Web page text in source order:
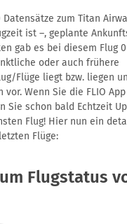
zum Titan
ist –, geplante
gab es bei diesem Flug 0
oder auch frühere
Flüge liegt bzw. liegen
Wenn Sie die FLIO App
Sie schon bald Echtzeit
Flug! Hier nun ein
Flüge:
Flugstatus